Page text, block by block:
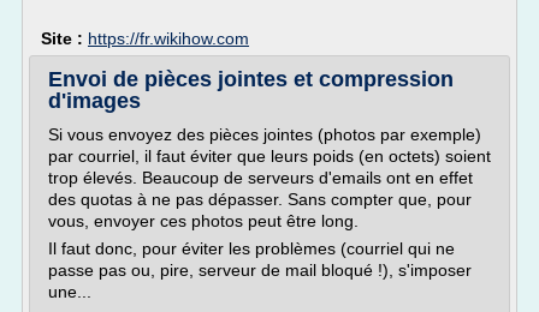
Site : https://fr.wikihow.com
Envoi de pièces jointes et compression
d'images
Si vous envoyez des pièces jointes (photos par exemple)
par courriel, il faut éviter que leurs poids (en octets) soient
trop élevés. Beaucoup de serveurs d'emails ont en effet
des quotas à ne pas dépasser. Sans compter que, pour
vous, envoyer ces photos peut être long.
Il faut donc, pour éviter les problèmes (courriel qui ne
passe pas ou, pire, serveur de mail bloqué !), s'imposer
une...